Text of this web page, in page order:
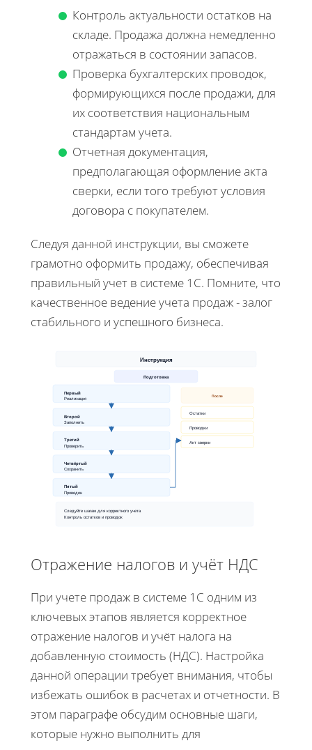
Контроль актуальности остатков на
складе. Продажа должна немедленно
отражаться в состоянии запасов.
Проверка бухгалтерских проводок,
формирующихся после продажи, для
их соответствия национальным
стандартам учета.
Отчетная документация,
предполагающая оформление акта
сверки, если того требуют условия
договора с покупателем.
Следуя данной инструкции, вы сможете
грамотно оформить продажу, обеспечивая
правильный учет в системе 1С. Помните, что
качественное ведение учета продаж - залог
стабильного и успешного бизнеса.
Инструкция
Подготовка
Первый
Реализация
Второй
Заполнить
Третий
Проверить
Четвёртый
Сохранить
Пятый
Проведен
После
Остатки
Проводки
Акт сверки
Следуйте шагам для корректного учета
Контроль остатков и проводок
Отражение налогов и учёт НДС
При учете продаж в системе 1С одним из
ключевых этапов является корректное
отражение налогов и учёт налога на
добавленную стоимость (НДС). Настройка
данной операции требует внимания, чтобы
избежать ошибок в расчетах и отчетности. В
этом параграфе обсудим основные шаги,
которые нужно выполнить для